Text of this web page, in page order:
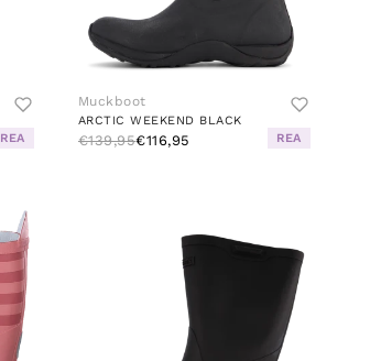
REA
Muckboot
ARCTIC WEEKEND BLACK
€139,95€116,95 REA